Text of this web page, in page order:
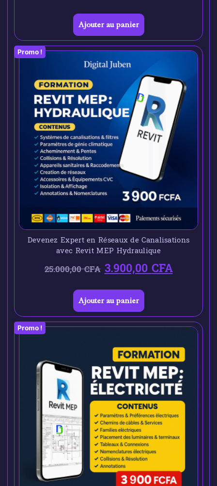
Ajouter au panier
Promo !
Devenez Expert en Réseaux de Canalisations
avec Revit MEP Hydraulique
25.000,00CFA 3.900,00CFA
Ajouter au panier
Promo !